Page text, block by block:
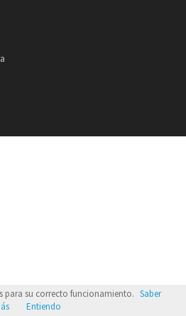
para su correcto funcionamiento. Saber
Entiendo